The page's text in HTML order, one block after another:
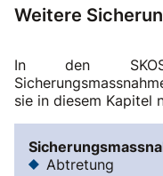
Weitere
In den
sie in diesem Kapitel
Abtretung